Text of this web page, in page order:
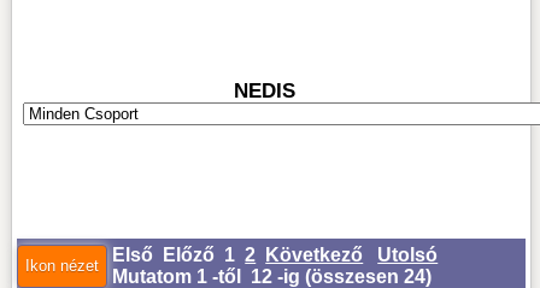
NEDIS
Első Előző 1 2 Következő
Utolsó
Mutatom 1 -től 12 -ig (összesen 24)